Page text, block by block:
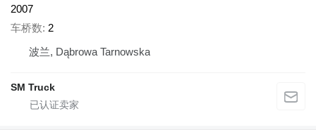
2007
车桥数 2
波兰, Dąbrowa Tarnowska
SM Truck